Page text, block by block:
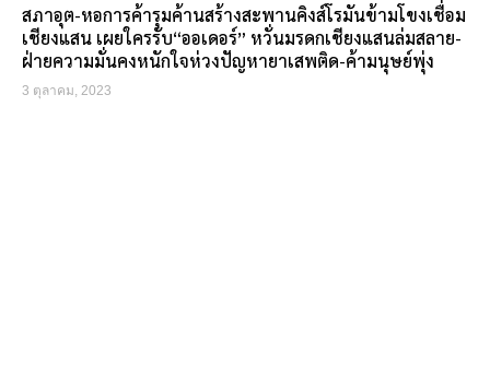
สภาอุต-หอการค้ารุมค้านสร้างสะพานคิงส์โรมันข้ามโขงเชื่อม
เชียงแสน เผยใครรับ“ออเดอร์” หวั่นมรดกเชียงแสนล่มสลาย-
ฝ่ายความมั่นคงหนักใจห่วงปัญหายาเสพติด-ค้ามนุษย์พุ่ง
3 ตุลาคม, 2023